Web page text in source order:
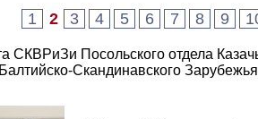
1 2 3 4 5 6 7 8 9
СКВРиЗи Посольского отдела
Скандинавского